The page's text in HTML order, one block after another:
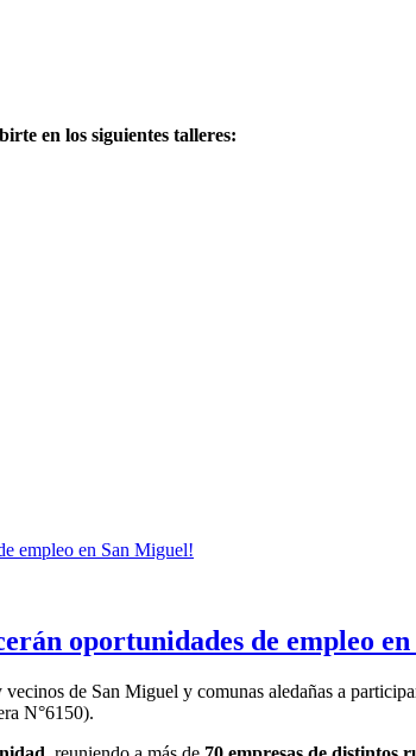
en los siguientes talleres:
oportunidades de empleo
de San Miguel y comunas aledañas a
N°6150).